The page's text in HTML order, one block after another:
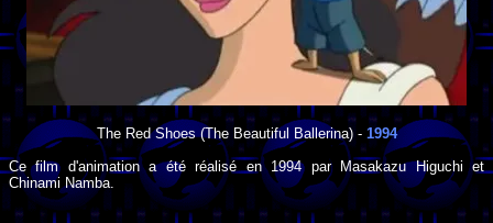
The Red Shoes(The Beautiful Ballerina) - 1994
Ce film d'animation a été réalisé en 1994par Masakazu Higuchi et
Chinami Namba